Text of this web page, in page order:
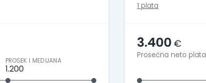
PROSEK I MEDIJANA
1.200
1 plata
3.400 €
Prosečna neto plata